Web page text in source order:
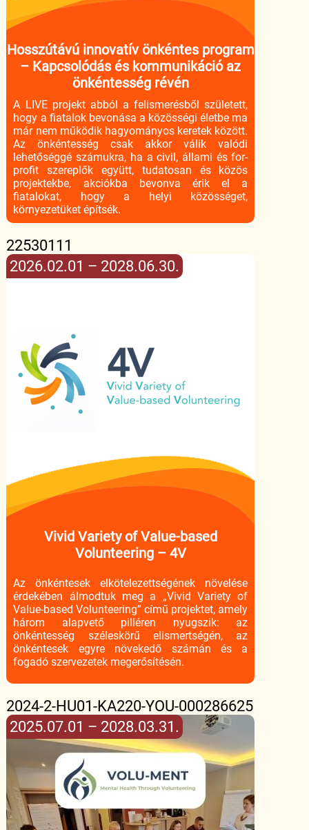
Hosszútávú innovatív önkéntes program
– Kapcsolódás és kommunikáció az
önkéntesség révén
A LIVE projekt abból a felismerésből született,
hogy a fiatalok bevonása a közösségi életbe ma
már nem működik hagyományos keretek között.
Az önkéntesség csak akkor válik valódi
lehetőséggé számukra, ha a civil, állami és for-
profit szereplők együtt, tudatosan és közös
projektekbe, akciókba bevonva érik el a
fiatalokat, hogy a helyi közösséget,
környezetüket építsék.
22530111
2026.02.01 – 2028.06.30.
Vivid Variety of Value-based
Volunteering – 4V
Az önkéntesek elkötelezettségének növelése
érdekében álmodtuk meg a „Vivid Variety of
Value-based Volunteering” című projektet, amely
három alapvető pilléren nyugszik: az
önkéntesség széleskörű elismertségén, az
önkéntesek egyre növekedő számán és a
fogadó szervezetek megerősítésén.
2024-2-HU01-KA220-YOU-000286625
2025.07.01 – 2028.03.31.